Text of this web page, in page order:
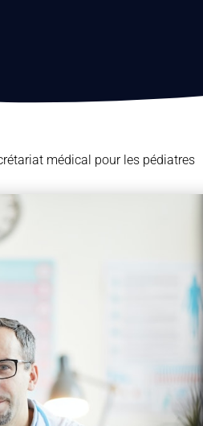
médical pour les pédiatres